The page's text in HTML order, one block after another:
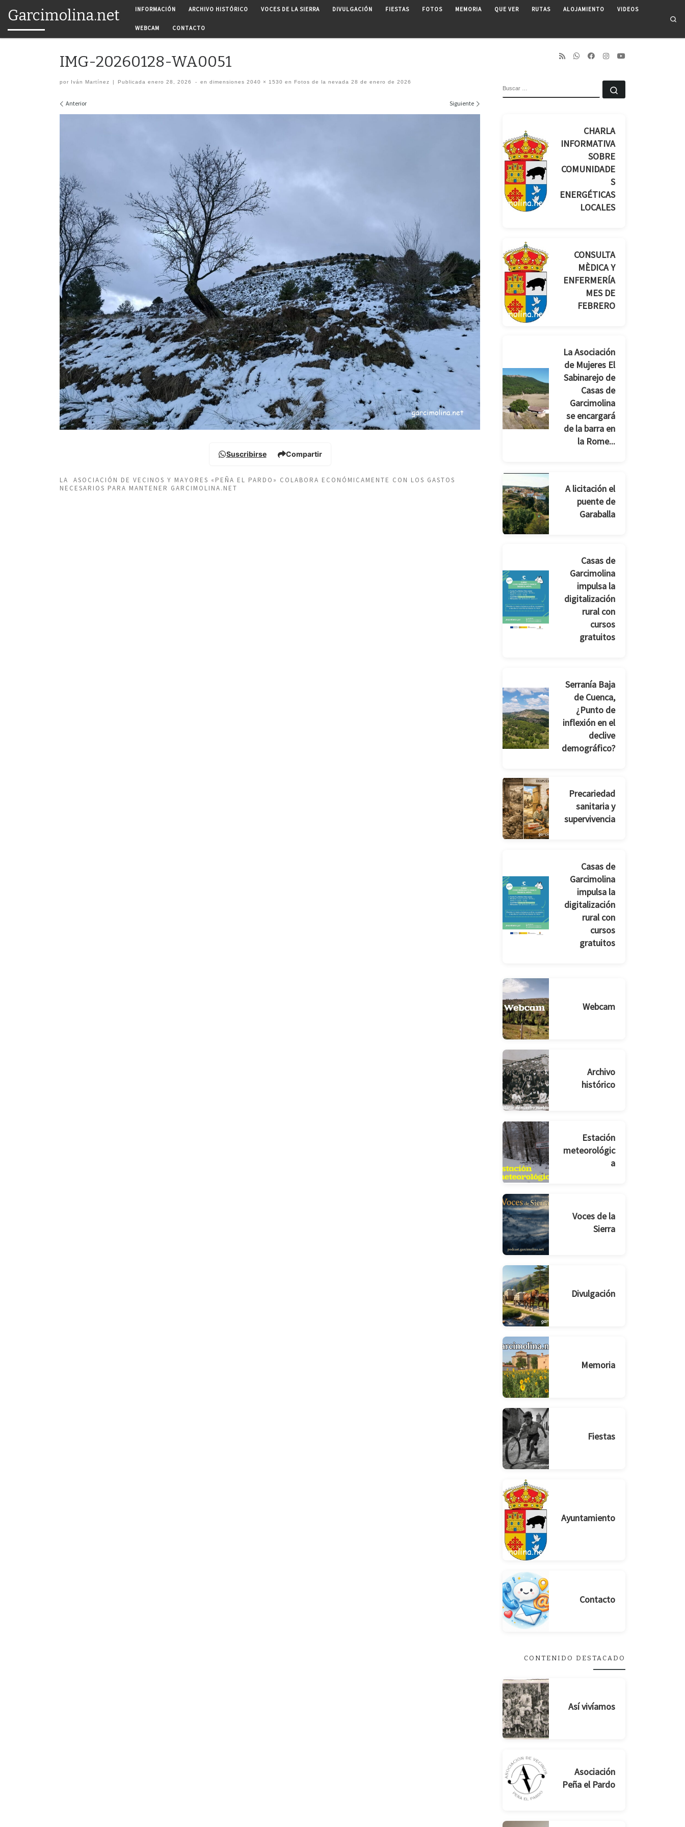
Saltar al contenido
Garcimolina.net INFORMACIÓN ARCHIVO HISTÓRICO VOCES DE LA SIERRA DIVULGACIÓN FIESTAS FOTOS MEMORIA QUE VER RUTAS ALOJAMIENTO VIDEOS
WEBCAM CONTACTO
IMG-20260128-WA0051
por Iván Martínez | Publicadaenero 28, 2026 - en dimensiones 2040 × 1530 en Fotos de la nevada 28 de enero de 2026
Navegación de imágenes
Anterior Siguiente
Suscribirse Compartir
LA ASOCIACIÓN DE VECINOS Y MAYORES «PEÑA EL PARDO» COLABORA ECONÓMICAMENTE CON LOS GASTOS
NECESARIOS PARA MANTENER GARCIMOLINA.NET
CHARLA
INFORMATIVA
SOBRE
COMUNIDADE
S
ENERGÉTICAS
LOCALES
CONSULTA
MÈDICA Y
ENFERMERÍA
MES DE
FEBRERO
La Asociación
de Mujeres El
Sabinarejo de
Casas de
Garcimolina
se encargará
de la barra en
la Rome...
A licitación el
puente de
Garaballa
Casas de
Garcimolina
impulsa la
digitalización
rural con
cursos
gratuitos
Serranía Baja
de Cuenca,
¿Punto de
inflexión en el
declive
demográfico?
Precariedad
sanitaria y
supervivencia
Casas de
Garcimolina
impulsa la
digitalización
rural con
cursos
gratuitos
Webcam
Archivo
histórico
Estación
meteorológic
a
Voces de la
Sierra
Divulgación
Memoria
Fiestas
Ayuntamiento
Contacto
CONTENIDO DESTACADO
Así vivíamos
Asociación
Peña el Pardo